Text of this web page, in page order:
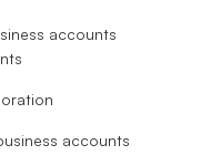
accounts
accounts